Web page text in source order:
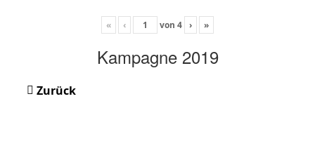
« ‹ von 4 › »
Kampagne 2019
Zurück